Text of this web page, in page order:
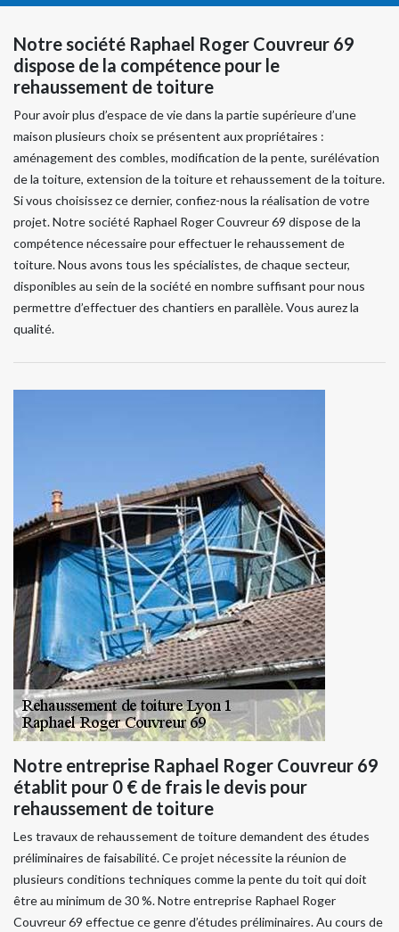
Notre société Raphael Roger Couvreur 69
dispose de la compétence pour le
rehaussement de toiture
Pour avoir plus d’espace de vie dans la partie supérieure d’une
maison plusieurs choix se présentent aux propriétaires :
aménagement des combles, modification de la pente, surélévation
de la toiture, extension de la toiture et rehaussement de la toiture.
Si vous choisissez ce dernier, confiez-nous la réalisation de votre
projet. Notre société Raphael Roger Couvreur 69 dispose de la
compétence nécessaire pour effectuer le rehaussement de
toiture. Nous avons tous les spécialistes, de chaque secteur,
disponibles au sein de la société en nombre suffisant pour nous
permettre d’effectuer des chantiers en parallèle. Vous aurez la
qualité.
Notre entreprise Raphael Roger Couvreur 69
établit pour 0 € de frais le devis pour
rehaussement de toiture
Les travaux de rehaussement de toiture demandent des études
préliminaires de faisabilité. Ce projet nécessite la réunion de
plusieurs conditions techniques comme la pente du toit qui doit
être au minimum de 30 %. Notre entreprise Raphael Roger
Couvreur 69 effectue ce genre d’études préliminaires. Au cours de